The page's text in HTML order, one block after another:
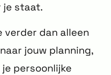
je staat.
verder dan alleen
jouw planning,
persoonlijke